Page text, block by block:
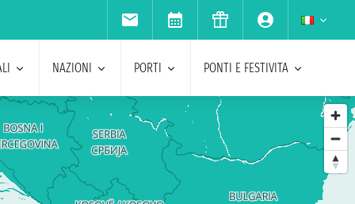
NAZIONI PORTI PONTI E FESTIVITA